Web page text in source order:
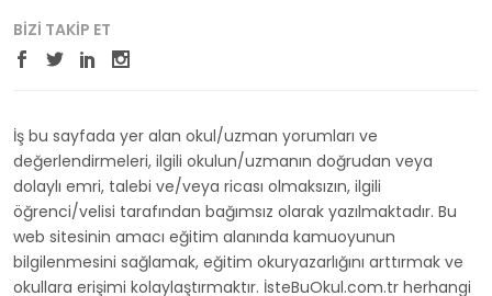
BIZI TAKIP ET
İş bu sayfada yer alan okul/uzman yorumları ve
değerlendirmeleri, ilgili okulun/uzmanın doğrudan veya
dolaylı emri, talebi ve/veya ricası olmaksızın, ilgili
öğrenci/velisi tarafından bağımsız olarak yazılmaktadır. Bu
web sitesinin amacı eğitim alanında kamuoyunun
bilgilenmesini sağlamak, eğitim okuryazarlığını arttırmak ve
okullara erişimi kolaylaştırmaktır. İsteBuOkul.com.tr herhangi